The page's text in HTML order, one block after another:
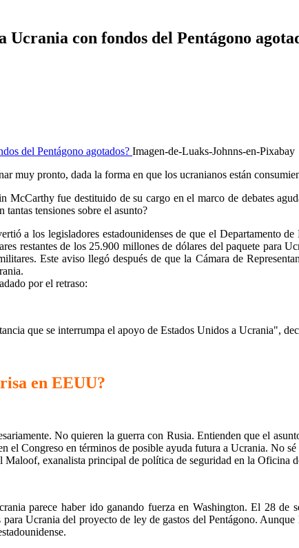
Ucrania con fondos del Pentágono
Imagen-de-Luaks-Johnns-en-Pixabay
muy pronto, dada la forma en que los ucranianos están
McCarthy fue destituido de su cargo en el marco de debates
tensiones sobre el asunto?
a los legisladores estadounidenses de que el Departamento
restantes de los 25.900 millones de dólares del paquete para
Este aviso llegó después de que la Cámara de
por el retraso:
que se interrumpa el apoyo de Estados Unidos a Ucrania",
en EEUU?
No quieren la guerra con Rusia. Entienden que el
el Congreso en términos de posible ayuda futura a Ucrania. No
exanalista principal de política de seguridad en la Oficina
parece haber ido ganando fuerza en Washington. El 28 de
Ucrania del proyecto de ley de gastos del Pentágono.